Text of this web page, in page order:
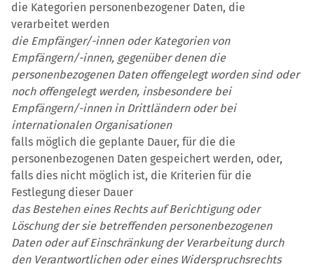
die Kategorien personenbezogener Daten, die
verarbeitet werden
die Empfänger/-innen oder Kategorien von
Empfängern/-innen, gegenüber denen die
personenbezogenen Daten offengelegt worden sind oder
noch offengelegt werden, insbesondere bei
Empfängern/-innen in Drittländern oder bei
internationalen Organisationen
falls möglich die geplante Dauer, für die die
personenbezogenen Daten gespeichert werden, oder,
falls dies nicht möglich ist, die Kriterien für die
Festlegung dieser Dauer
das Bestehen eines Rechts auf Berichtigung oder
Löschung der sie betreffenden personenbezogenen
Daten oder auf Einschränkung der Verarbeitung durch
den Verantwortlichen oder eines Widerspruchsrechts